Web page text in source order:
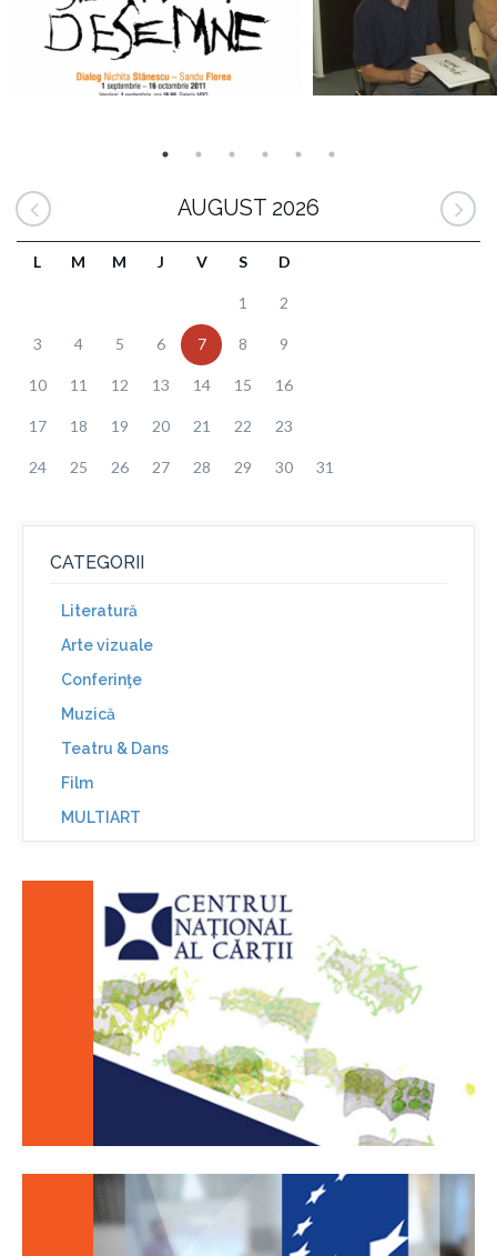
AUGUST 2026
L M M J V S D
1 2
3 4 5 6 7 8 9
10 11 12 13 14 15 16
17 18 19 20 21 22 23
24 25 26 27 28 29 30 31
CATEGORII
Literatură
Arte vizuale
Conferinţe
Muzică
Teatru & Dans
Film
MULTIART